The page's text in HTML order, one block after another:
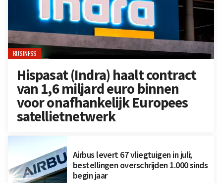
BUSINESS
Hispasat (Indra) haalt contract
van 1,6 miljard euro binnen
voor onafhankelijk Europees
satellietnetwerk
Airbus levert 67 vliegtuigen in juli;
bestellingen overschrijden 1.000 sinds
begin jaar